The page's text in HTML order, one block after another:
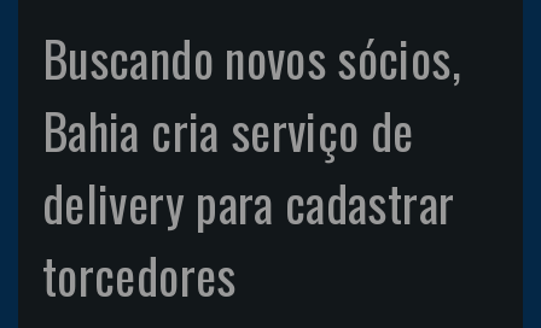
Buscando novos sócios,
Bahia cria serviço de
delivery para cadastrar
torcedores